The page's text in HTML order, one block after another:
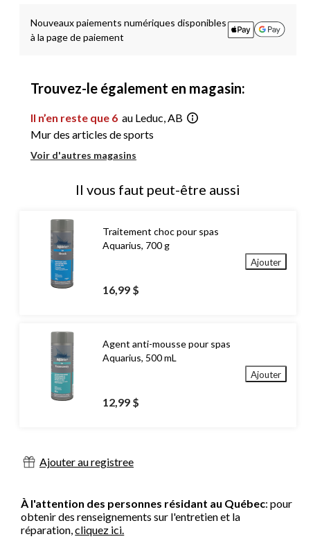
Nouveaux paiements numériques disponibles
à la page de paiement
Trouvez-le également en magasin:
Il n’en reste que 6 au Leduc, AB
Mur des articles de sports
Voir d'autres magasins
Il vous faut peut-être aussi
Traitement choc pour spas
Aquarius, 700 g
16,99 $
Ajouter
Agent anti-mousse pour spas
Aquarius, 500 mL
12,99 $
Ajouter
Ajouter au registree
À l'attention des personnes résidant au Québec: pour
obtenir des renseignements sur l'entretien et la
réparation,cliquez ici.